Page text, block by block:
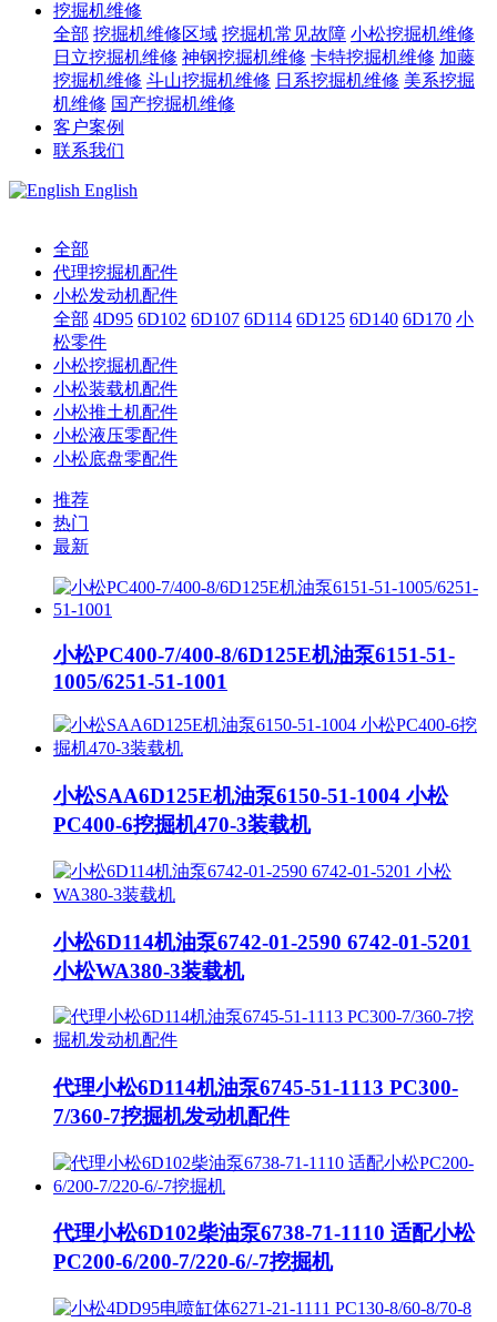
挖掘机维修
全部 挖掘机维修区域 挖掘机常见故障 小松挖掘机维修
日立挖掘机维修 神钢挖掘机维修 卡特挖掘机维修 加藤
挖掘机维修 斗山挖掘机维修 日系挖掘机维修 美系挖掘
机维修 国产挖掘机维修
客户案例
联系我们
English
全部
代理挖掘机配件
小松发动机配件
全部 4D95 6D102 6D107 6D114 6D125 6D140 6D170 小
松零件
小松挖掘机配件
小松装载机配件
小松推土机配件
小松液压零配件
小松底盘零配件
推荐
热门
最新
小松PC400-7/400-8/6D125E机油泵6151-51-
1005/6251-51-1001
小松SAA6D125E机油泵6150-51-1004 小松
PC400-6挖掘机470-3装载机
小松6D114机油泵6742-01-2590 6742-01-5201
小松WA380-3装载机
代理小松6D114机油泵6745-51-1113 PC300-
7/360-7挖掘机发动机配件
代理小松6D102柴油泵6738-71-1110 适配小松
PC200-6/200-7/220-6/-7挖掘机